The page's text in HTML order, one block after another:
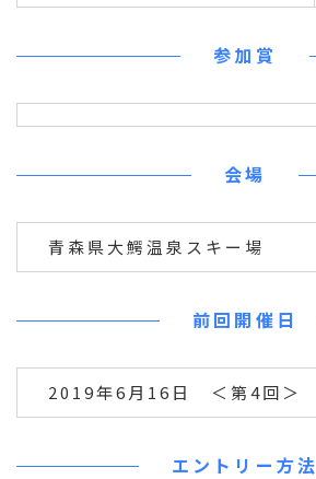
参加賞
会場
青森県大鰐温泉スキー場
前回開催日
2019年6月16日 ＜第4回＞
エントリー方法